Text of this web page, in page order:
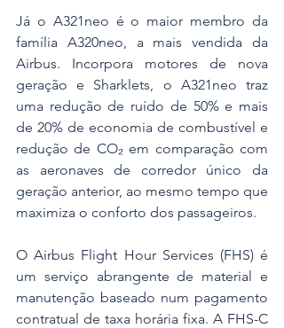
Já o A321neo é o maior membro da
família A320neo, a mais vendida da
Airbus. Incorpora motores de nova
geração e Sharklets, o A321neo traz
uma redução de ruído de 50% e mais
de 20% de economia de combustível e
redução de CO₂ em comparação com
as aeronaves de corredor único da
geração anterior, ao mesmo tempo que
maximiza o conforto dos passageiros.
O Airbus Flight Hour Services (FHS) é
um serviço abrangente de material e
manutenção baseado num pagamento
contratual de taxa horária fixa. A FHS-C